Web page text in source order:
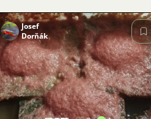
Obrázek
Josef
Dorňák